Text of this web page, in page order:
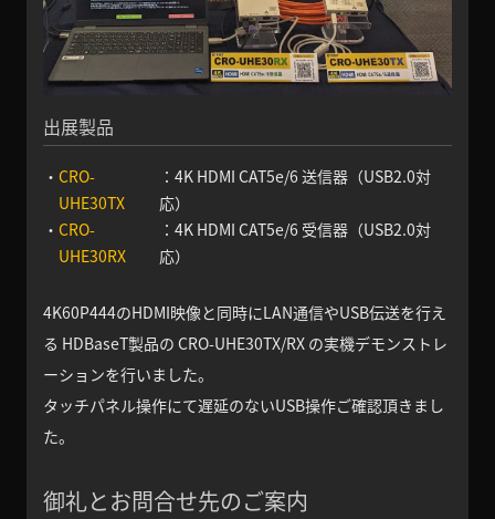
出展製品
・ CRO-
UHE30TX
：4K HDMI CAT5e/6 送信器（USB2.0対
応）
・ CRO-
UHE30RX
：4K HDMI CAT5e/6 受信器（USB2.0対
応）
4K60P444のHDMI映像と同時にLAN通信やUSB伝送を行え
る HDBaseT製品の CRO-UHE30TX/RX の実機デモンストレ
ーションを行いました。
タッチパネル操作にて遅延のないUSB操作ご確認頂きまし
た。
御礼とお問合せ先のご案内